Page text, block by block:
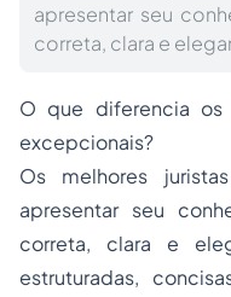
apresentar seu
correta, clara e
O que diferencia os
excepcionais?
Os melhores
apresentar seu
correta, clara e
estruturadas,